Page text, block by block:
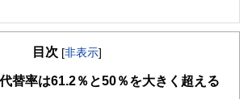
編集部は、金融、経済に関する記事を、日々
い方でも理解できるようわかりやすく発信していま
目次 [非表示]
替率は61.2％と50％を大きく超える